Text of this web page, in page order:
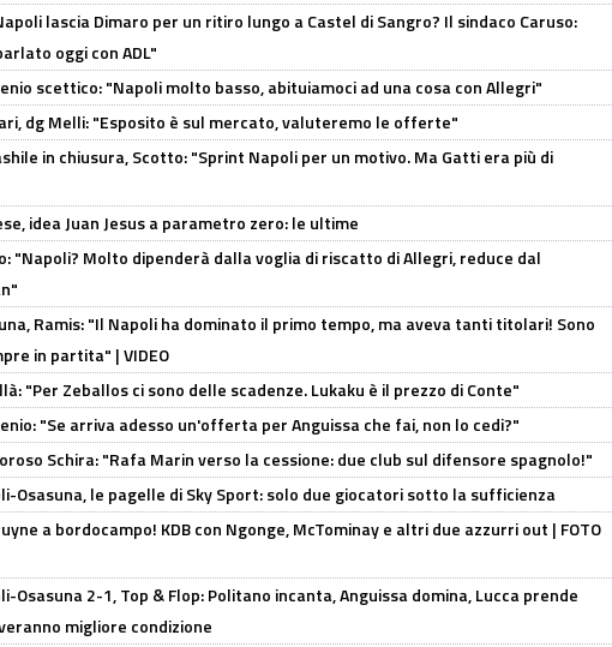
lascia Dimaro per un ritiro lungo a Castel di Sangro? Il sindaco Caruso:
oggi con ADL"
scettico: "Napoli molto basso, abituiamoci ad una cosa con Allegri"
dg Melli: "Esposito è sul mercato, valuteremo le offerte"
in chiusura, Scotto: "Sprint Napoli per un motivo. Ma Gatti era più di
idea Juan Jesus a parametro zero: le ultime
"Napoli? Molto dipenderà dalla voglia di riscatto di Allegri, reduce dal
Ramis: "Il Napoli ha dominato il primo tempo, ma aveva tanti titolari! Sono
in partita" | VIDEO
"Per Zeballos ci sono delle scadenze. Lukaku è il prezzo di Conte"
"Se arriva adesso un'offerta per Anguissa che fai, non lo cedi?"
Schira: "Rafa Marin verso la cessione: due club sul difensore spagnolo!"
Osasuna, le pagelle di Sky Sport: solo due giocatori sotto la sufficienza
a bordocampo! KDB con Ngonge, McTominay e altri due azzurri out | FOTO
Osasuna 2-1, Top & Flop: Politano incanta, Anguissa domina, Lucca prende
migliore condizione